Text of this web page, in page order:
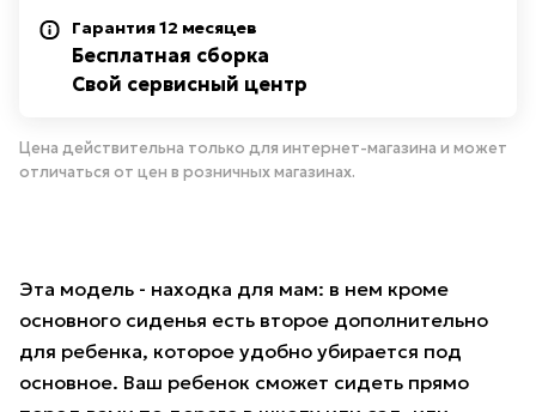
Гарантия 12 месяцев
Бесплатная сборка
Свой сервисный центр
Цена действительна только для интернет-магазина и может
отличаться от цен в розничных магазинах.
Эта модель - находка для мам: в нем кроме
основного сиденья есть второе дополнительно
для ребенка, которое удобно убирается под
основное. Ваш ребенок сможет сидеть прямо